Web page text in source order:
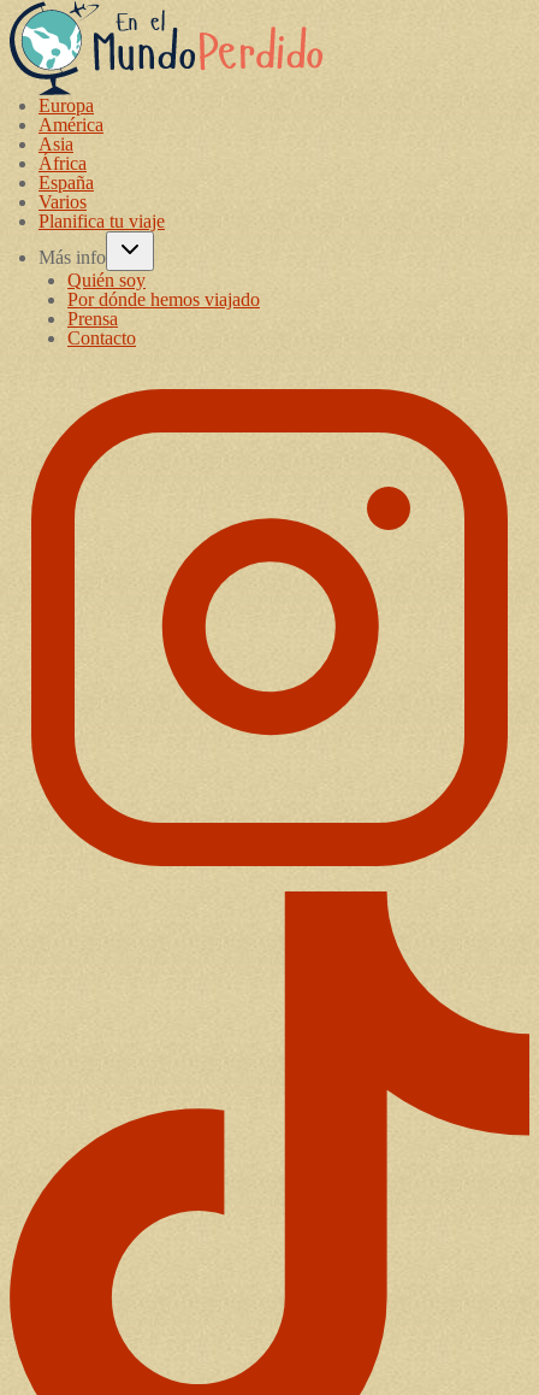
Europa
América
Asia
África
España
Varios
Planifica tu viaje
Más info
Quién soy
Por dónde hemos viajado
Prensa
Contacto